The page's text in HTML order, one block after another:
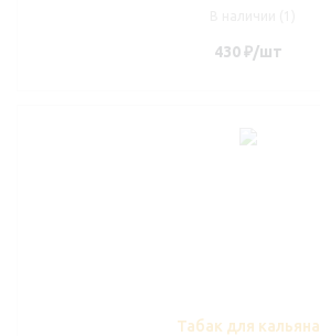
430₽/шт
Табак для кальяна